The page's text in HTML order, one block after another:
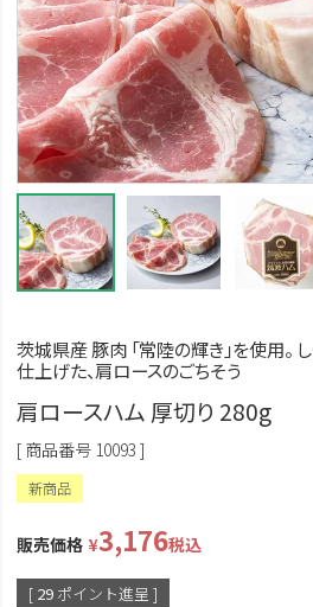
茨城県産 豚肉 「常陸の輝き」を使用。
仕上げた、肩ロースのごちそう
肩ロースハム 厚切り 280g
商品番号 10093
新商品
販売価格 ¥3,176税込
[ 29 ポイント進呈 ]